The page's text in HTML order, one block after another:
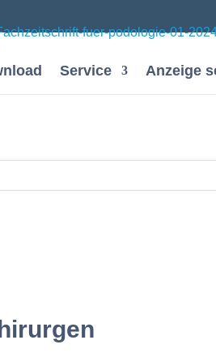
Service Anzeige